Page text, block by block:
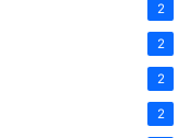
2
2
2
2